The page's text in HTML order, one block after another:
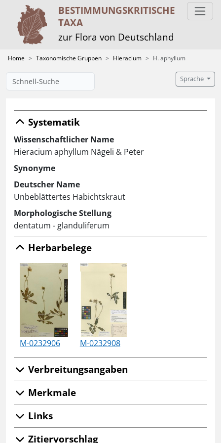
BESTIMMUNGS­KRITISCHE
TAXA
zur Flora von Deutschland
Home Taxonomische Gruppen Hieracium H. aphyllum
Sprache
Systematik
Wissenschaftlicher Name
Hieracium aphyllum Nägeli & Peter
Synonyme
Deutscher Name
Unbeblättertes Habichtskraut
Morphologische Stellung
dentatum - glanduliferum
Herbarbelege
M-0232906 M-0232908
Verbreitungsangaben
Merkmale
Links
Zitiervorschlag